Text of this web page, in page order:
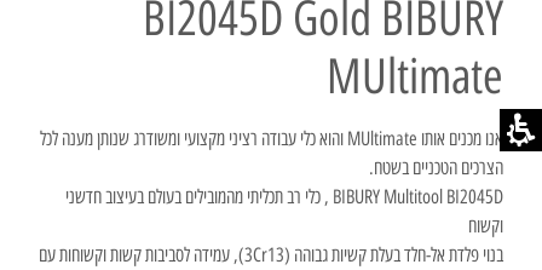
BI2045D Gold BIBURY
MUltimate
אנו מכנים אותו MUltimate והוא כלי עבודה רציני מקצועי ומשודרג שנותן מענה לכל
הצרכים הטכניים בשטח.
BIBURY Multitool BI2045D , כלי רב תכליתי מהמובילים בעולם בעיצוב חדשני
וקשוח
בנוי פלדת אל-חלד בעלת קשיות גבוהה (3Cr13), עמידה לסביבות קשות וקשוחות עם